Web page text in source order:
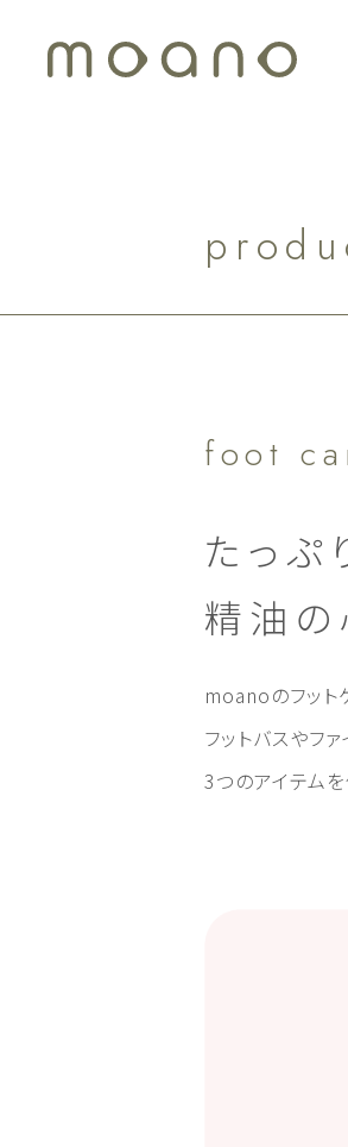
p rod u
foot
たっぷ
精油の
moanoのフット
フットバスやフ
3つのアイテムを